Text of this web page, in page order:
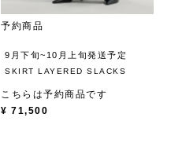
予約商品
9月下旬~10月上旬発送予定
SKIRT LAYERED SLACKS
こちらは予約商品です
¥ 71,500